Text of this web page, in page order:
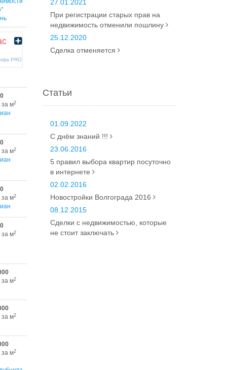
PRO
за м2
за м2
за м2
за м2
за м2
за м2
за м2
27.01.2021
При регистрации старых прав на
недвижимость отменили пошлину
25.12.2020
Сделка отменяется
Статьи
01.09.2022
С днём знаний !!!
23.06.2016
5 правил выбора квартир посуточно
в интернете
02.02.2016
Новостройки Волгограда 2016
08.12.2015
Сделки с недвижимостью, которые
не стоит заключать